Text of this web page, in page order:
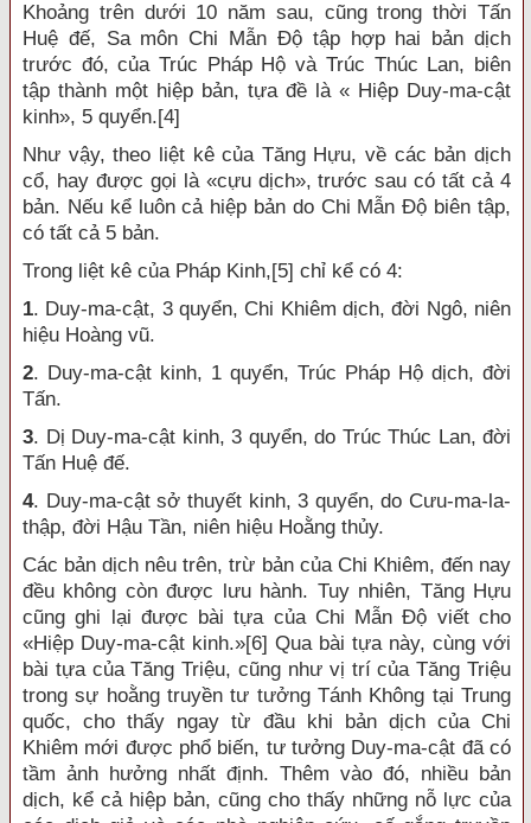
Khoảng trên dưới 10 năm sau, cũng trong thời Tấn
Huệ đế, Sa môn Chi Mẫn Độ tập hợp hai bản dịch
trước đó, của Trúc Pháp Hộ và Trúc Thúc Lan, biên
tập thành một hiệp bản, tựa đề là « Hiệp Duy-ma-cật
kinh», 5 quyển.[4]
Như vậy, theo liệt kê của Tăng Hựu, về các bản dịch
cổ, hay được gọi là «cựu dịch», trước sau có tất cả 4
bản. Nếu kể luôn cả hiệp bản do Chi Mẫn Độ biên tập,
có tất cả 5 bản.
Trong liệt kê của Pháp Kinh,[5] chỉ kể có 4:
1. Duy-ma-cật, 3 quyển, Chi Khiêm dịch, đời Ngô, niên
hiệu Hoàng vũ.
2. Duy-ma-cật kinh, 1 quyển, Trúc Pháp Hộ dịch, đời
Tấn.
3. Dị Duy-ma-cật kinh, 3 quyển, do Trúc Thúc Lan, đời
Tấn Huệ đế.
4. Duy-ma-cật sở thuyết kinh, 3 quyển, do Cưu-ma-la-
thập, đời Hậu Tần, niên hiệu Hoằng thủy.
Các bản dịch nêu trên, trừ bản của Chi Khiêm, đến nay
đều không còn được lưu hành. Tuy nhiên, Tăng Hựu
cũng ghi lại được bài tựa của Chi Mẫn Độ viết cho
«Hiệp Duy-ma-cật kinh.»[6] Qua bài tựa này, cùng với
bài tựa của Tăng Triệu, cũng như vị trí của Tăng Triệu
trong sự hoằng truyền tư tưởng Tánh Không tại Trung
quốc, cho thấy ngay từ đầu khi bản dịch của Chi
Khiêm mới được phổ biến, tư tưởng Duy-ma-cật đã có
tầm ảnh hưởng nhất định. Thêm vào đó, nhiều bản
dịch, kể cả hiệp bản, cũng cho thấy những nỗ lực của